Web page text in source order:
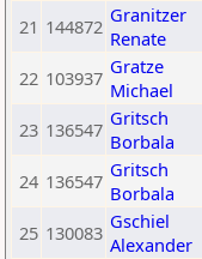
21 144872 Granitzer
Renate
22 103937 Gratze
Michael
23 136547 Gritsch
Borbala
24 136547 Gritsch
Borbala
25 130083 Gschiel
Alexander